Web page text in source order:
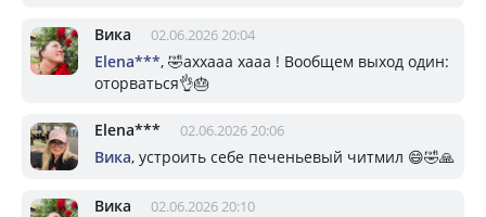
Вика 02.06.2026 20:04
Elena***, 🤣аххааа хааа ! Вообщем выход один:
оторваться👌🎂
Elena*** 02.06.2026 20:06
Вика, устроить себе печеньевый читмил 😄🤣🙏
Вика 02.06.2026 20:10